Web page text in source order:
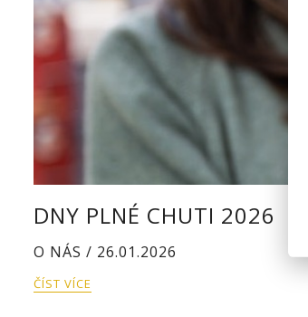
DNY PLNÉ CHUTI 2026
O NÁS / 26.01.2026
ČÍST VÍCE